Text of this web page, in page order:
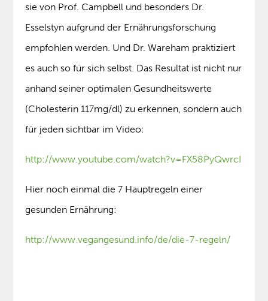
sie von Prof. Campbell und besonders Dr.
Esselstyn aufgrund der Ernährungsforschung
empfohlen werden. Und Dr. Wareham praktiziert
es auch so für sich selbst. Das Resultat ist nicht nur
anhand seiner optimalen Gesundheitswerte
(Cholesterin 117mg/dl) zu erkennen, sondern auch
für jeden sichtbar im Video:
http://www.youtube.com/watch?v=FX58PyQwrcI
Hier noch einmal die 7 Hauptregeln einer
gesunden Ernährung:
http://www.vegangesund.info/de/die-7-regeln/